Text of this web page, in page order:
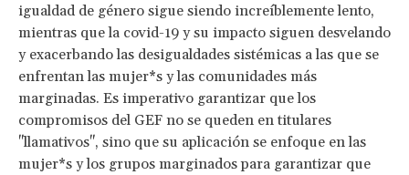
igualdad de género sigue siendo increíblemente lento,
mientras que la covid-19 y su impacto siguen desvelando
y exacerbando las desigualdades sistémicas a las que se
enfrentan las mujer*s y las comunidades más
marginadas. Es imperativo garantizar que los
compromisos del GEF no se queden en titulares
"llamativos", sino que su aplicación se enfoque en las
mujer*s y los grupos marginados para garantizar que